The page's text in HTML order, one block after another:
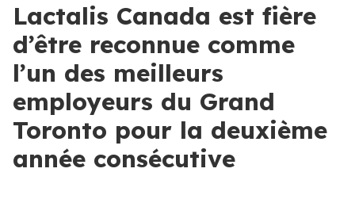
Lactalis Canada est fière
d’être reconnue comme
l’un des meilleurs
employeurs du Grand
Toronto pour la deuxième
année consécutive